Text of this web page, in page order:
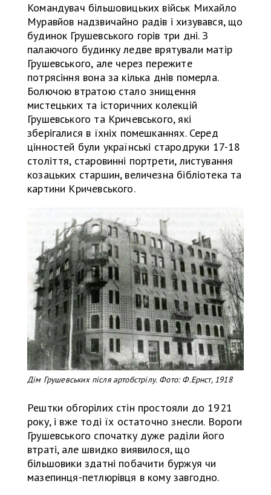
Командувач більшовицьких військ Михайло
Муравйов надзвичайно радів і хизувався, що
будинок Грушевського горів три дні. З
палаючого будинку ледве врятували матір
Грушевського, але через пережите
потрясіння вона за кілька днів померла.
Болючою втратою стало знищення
мистецьких та історичних колекцій
Грушевського та Кричевського, які
зберігалися в їхніх помешканнях. Серед
цінностей були українські стародруки 17-18
століття, старовинні портрети, листування
козацьких старшин, величезна бібліотека та
картини Кричевського.
Дім Грушевських після артобстрілу. Фото: Ф.Ернст, 1918
Рештки обгорілих стін простояли до 1921
року, і вже тоді їх остаточно знесли. Вороги
Грушевського спочатку дуже раділи його
втраті, але швидко виявилося, що
більшовики здатні побачити буржуя чи
мазепинця-петлюрівця в кому завгодно.